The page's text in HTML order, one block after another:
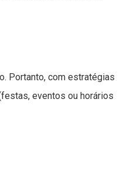
Portanto, com estratégias
eventos ou horários